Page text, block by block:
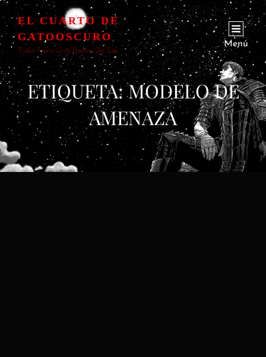
EL CUARTO DE
GATOOSCURO
Todo Tiene Una Razón De Ser
Menú
ETIQUETA:MODELO DE
AMENAZA